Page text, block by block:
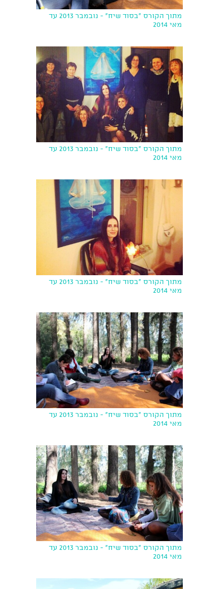
מתוך הקורס "בסוד שיח" - נובמבר 2013 עד
מאי 2014
מתוך הקורס "בסוד שיח" - נובמבר 2013 עד
מאי 2014
מתוך הקורס "בסוד שיח" - נובמבר 2013 עד
מאי 2014
מתוך הקורס "בסוד שיח" - נובמבר 2013 עד
מאי 2014
מתוך הקורס "בסוד שיח" - נובמבר 2013 עד
מאי 2014